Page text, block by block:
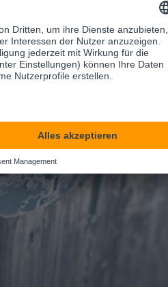
den Browser
basiert und ungefähr